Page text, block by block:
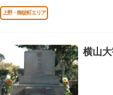
た。
上野・御徒町エリア
横山